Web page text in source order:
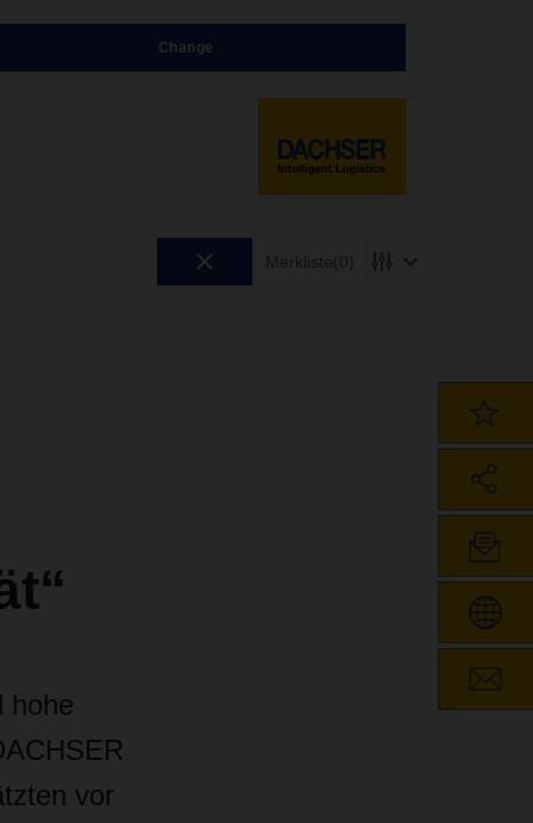
Change
Merkliste(0)
hohe
vor